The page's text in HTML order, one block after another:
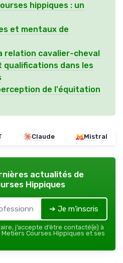
hippiques : un
et mentaux de
relation cavalier-cheval
qualifications dans les
de l'équitation
Claude Mistral
actualités de
Hippiques
➔ Je m'inscris
j’accepte d’être contacté(e) à
Courses Hippiques et ses